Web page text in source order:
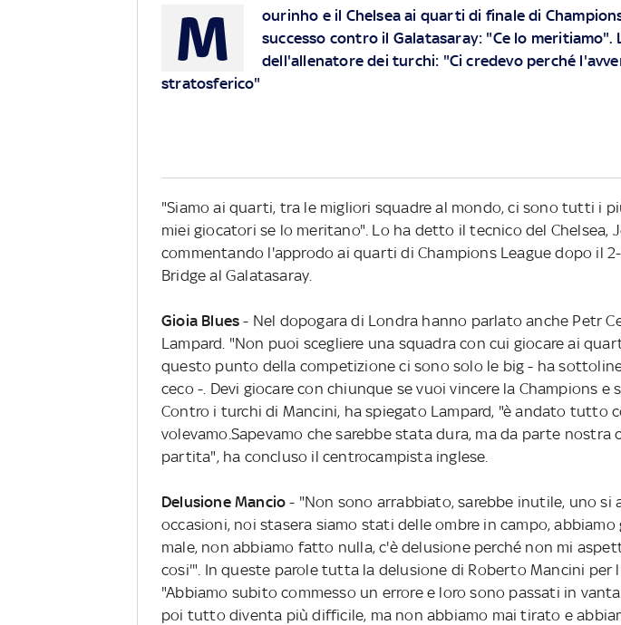
M
ourinho e il Chelsea ai quarti di finale di
successo contro il Galatasaray: "Ce lo meritiamo".
dell'allenatore dei turchi: "Ci credevo perché
stratosferico"
"Siamo ai quarti, tra le migliori squadre al mondo, ci sono tutti i
miei giocatori se lo meritano". Lo ha detto il tecnico del Chelsea,
commentando l'approdo ai quarti di Champions League dopo il
Bridge al Galatasaray.
Gioia Blues - Nel dopogara di Londra hanno parlato anche Petr
Lampard. "Non puoi scegliere una squadra con cui giocare ai
questo punto della competizione ci sono solo le big - ha
ceco -. Devi giocare con chiunque se vuoi vincere la Champions e
Contro i turchi di Mancini, ha spiegato Lampard, "è andato tutto
volevamo.Sapevamo che sarebbe stata dura, ma da parte nostra
partita", ha concluso il centrocampista inglese.
Delusione Mancio - "Non sono arrabbiato, sarebbe inutile, uno si
occasioni, noi stasera siamo stati delle ombre in campo,
male, non abbiamo fatto nulla, c'è delusione perché non mi
cosi'". In queste parole tutta la delusione di Roberto Mancini per
"Abbiamo subito commesso un errore e loro sono passati in
poi tutto diventa più difficile, ma non abbiamo mai tirato e